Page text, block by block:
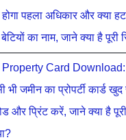
पहला अधिकार और क्या हट
का नाम, जाने क्या है पूरी
Card
भी जमीन का प्रोपर्टी कार्ड
और प्रिंट करें, जाने क्या है पूरी